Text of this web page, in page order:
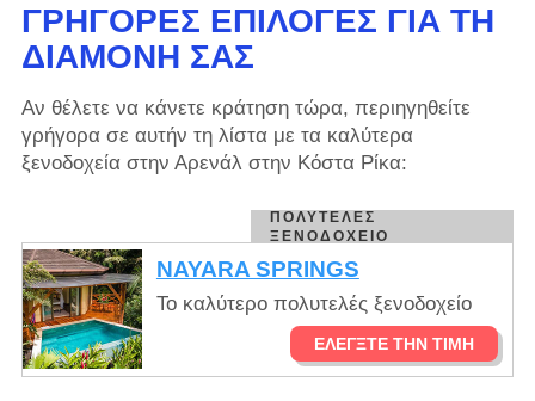
ΓΡΉΓΟΡΕΣ ΕΠΙΛΟΓΈΣ ΓΙΑ ΤΗ
ΔΙΑΜΟΝΉ ΣΑΣ
Αν θέλετε να κάνετε κράτηση τώρα, περιηγηθείτε
γρήγορα σε αυτήν τη λίστα με τα καλύτερα
ξενοδοχεία στην Αρενάλ στην Κόστα Ρίκα:
ΠΟΛΥΤΕΛΈΣ
ΞΕΝΟΔΟΧΕΊΟ
NAYARA SPRINGS
Το καλύτερο πολυτελές ξενοδοχείο
ΕΛΈΓΞΤΕ ΤΗΝ ΤΙΜΉ